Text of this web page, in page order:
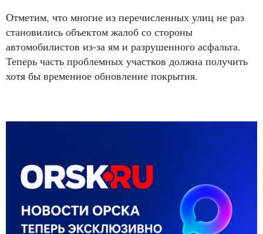
Отметим, что многие из перечисленных улиц не раз
становились объектом жалоб со стороны
автомобилистов из-за ям и разрушенного асфальта.
Теперь часть проблемных участков должна получить
хотя бы временное обновление покрытия.